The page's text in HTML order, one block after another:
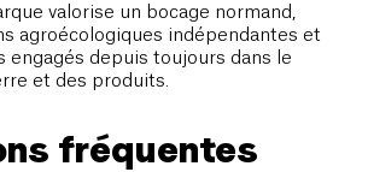
valorise un bocage normand,
agroécologiques indépendantes et
engagés depuis toujours dans le
et des produits.
fréquentes